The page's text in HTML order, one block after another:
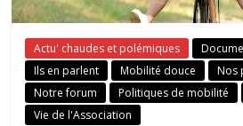
Actu' chaudes et polémiques
Ils en parlent
Mobilité douce
Nos
Notre forum
Politiques de mobilité
Vie de l'Association